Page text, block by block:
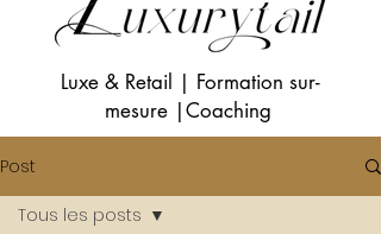
Luxe & Retail | Formation sur-
mesure |Coaching
Post
Tous les posts